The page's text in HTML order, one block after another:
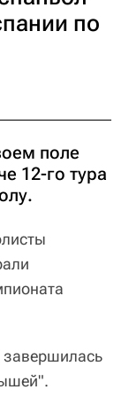
по
поле
12-го тура
завершилась